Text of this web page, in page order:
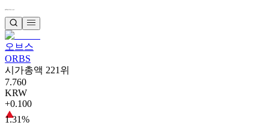
오브스
ORBS
시가총액 221위
7.760
KRW
+0.100
1.31%